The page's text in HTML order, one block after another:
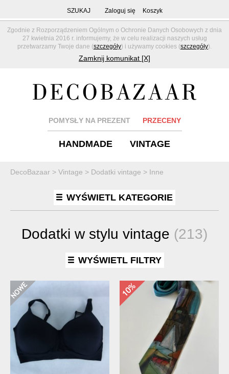
Zgodnie z Rozporządzeniem Ogólnym o Ochronie Danych Osobowych z dnia
27 kwietnia 2016 r. informujemy, że w celu realizacji naszych usług
przetwarzamy Twoje dane (szczegóły) i używamy cookies (szczegóły).
Zamknij komunikat [X]
SZUKAJ Zaloguj się Koszyk
POMYSŁY NA PREZENT PRZECENY
HANDMADE VINTAGE
DecoBazaar > Vintage > Dodatki vintage > Inne
WYŚWIETL KATEGORIE
Dodatki w stylu vintage (213)
WYŚWIETL FILTRY